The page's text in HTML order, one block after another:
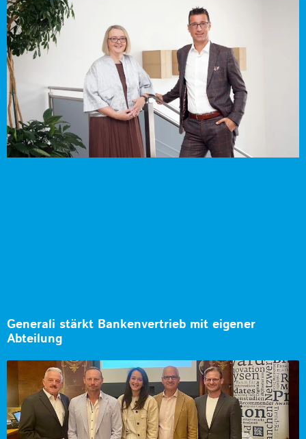
Generali stärkt Bankenvertrieb mit eigener
Abteilung